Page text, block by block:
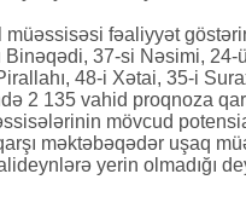
fəaliyyət
37-si Nəsimi, 24-
48-i Xətai, 35-i
2 135 vahid proqnoza
mövcud
məktəbəqədər uşaq
yerin olmadığı